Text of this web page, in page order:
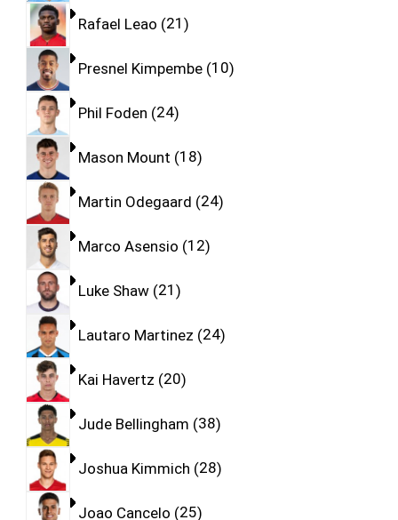
Rafael Leao 21
Presnel Kimpembe 10
Phil Foden 24
Mason Mount 18
Martin Odegaard 24
Marco Asensio 12
Luke Shaw 21
Lautaro Martinez 24
Kai Havertz 20
Jude Bellingham 38
Joshua Kimmich 28
Joao Cancelo 25